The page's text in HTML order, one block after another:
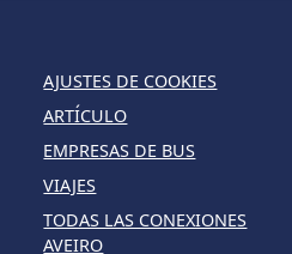
AJUSTES DE COOKIES
ARTÍCULO
EMPRESAS DE BUS
VIAJES
TODAS LAS CONEXIONES
AVEIRO